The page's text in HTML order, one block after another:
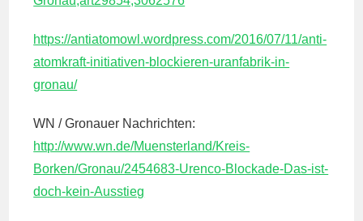
https://antiatomowl.wordpress.com/2016/07/11/anti-
atomkraft-initiativen-blockieren-uranfabrik-in-
gronau/
WN / Gronauer Nachrichten:
http://www.wn.de/Muensterland/Kreis-
Borken/Gronau/2454683-Urenco-Blockade-Das-ist-
doch-kein-Ausstieg